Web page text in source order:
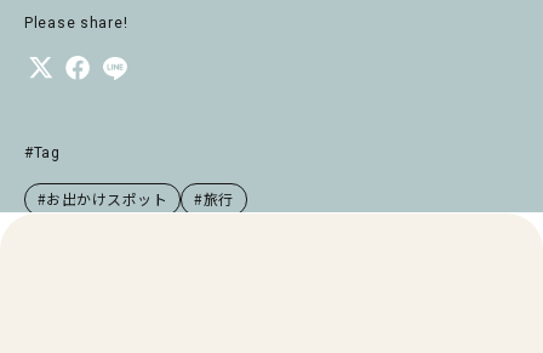
Please share!
#Tag
#お出かけスポット #旅行